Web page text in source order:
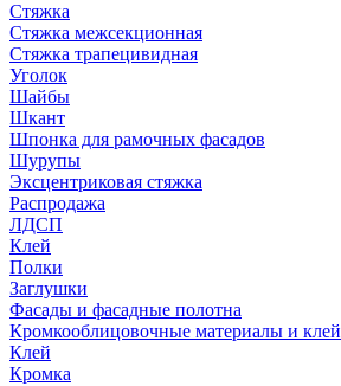
Стяжка
Стяжка межсекционная
Стяжка трапецивидная
Уголок
Шайбы
Шкант
Шпонка для рамочных фасадов
Шурупы
Эксцентриковая стяжка
Распродажа
ЛДСП
Клей
Полки
Заглушки
Фасады и фасадные полотна
Кромкооблицовочные материалы и клей
Клей
Кромка